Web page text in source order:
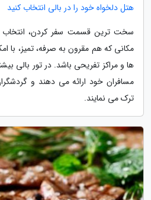
هتل دلخواه خود را در بالی انتخاب کنید
سخت ترین قسمت سفر کردن، انتخاب
مکانی که هم مقرون به صرفه، تمیز، با
ها و مراکز تفریحی باشد. در تور بالی
مسافران خود ارائه می دهند و
ترک می نمایند.